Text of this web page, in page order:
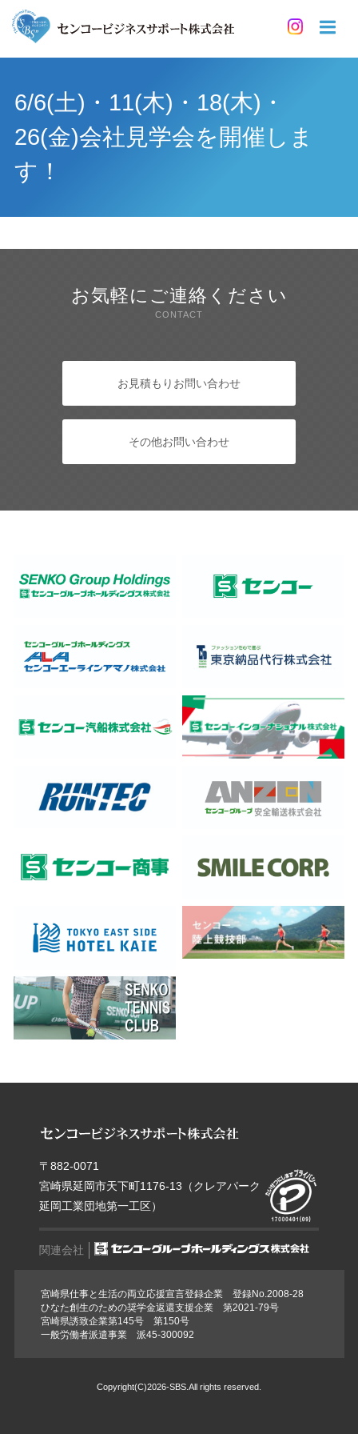
6/6(土)・11(木)・18(木)・
26(金)会社見学会を開催しま
す！
お気軽にご連絡ください
CONTACT
お見積もりお問い合わせ
その他お問い合わせ
〒882-0071
宮崎県延岡市天下町1176-13（クレアパーク
延岡工業団地第一工区）
関連会社
宮崎県仕事と生活の両立応援宣言登録企業 登録No.2008-28
ひなた創生のための奨学金返還支援企業 第2021-79号
宮崎県誘致企業第145号 第150号
一般労働者派遣事業 派45-300092
Copyright(C)2026-SBS.All rights reserved.